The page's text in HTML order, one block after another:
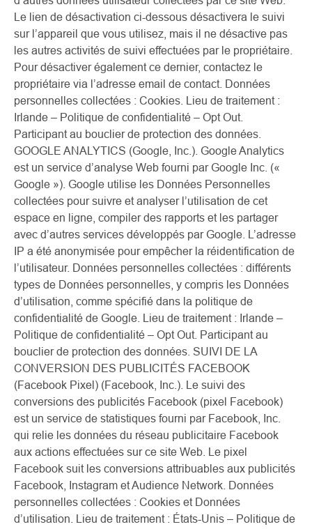
Le lien de désactivation ci-dessous désactivera le suivi
sur l’appareil que vous utilisez, mais il ne désactive pas
les autres activités de suivi effectuées par le propriétaire.
Pour désactiver également ce dernier, contactez le
propriétaire via l’adresse email de contact. Données
personnelles collectées : Cookies. Lieu de traitement :
Irlande – Politique de confidentialité – Opt Out.
Participant au bouclier de protection des données.
GOOGLE ANALYTICS (Google, Inc.). Google Analytics
est un service d’analyse Web fourni par Google Inc. («
Google »). Google utilise les Données Personnelles
collectées pour suivre et analyser l’utilisation de cet
espace en ligne, compiler des rapports et les partager
avec d’autres services développés par Google. L’adresse
IP a été anonymisée pour empêcher la réidentification de
l’utilisateur. Données personnelles collectées : différents
types de Données personnelles, y compris les Données
d’utilisation, comme spécifié dans la politique de
confidentialité de Google. Lieu de traitement : Irlande –
Politique de confidentialité – Opt Out. Participant au
bouclier de protection des données. SUIVI DE LA
CONVERSION DES PUBLICITÉS FACEBOOK
(Facebook Pixel) (Facebook, Inc.). Le suivi des
conversions des publicités Facebook (pixel Facebook)
est un service de statistiques fourni par Facebook, Inc.
qui relie les données du réseau publicitaire Facebook
aux actions effectuées sur ce site Web. Le pixel
Facebook suit les conversions attribuables aux publicités
Facebook, Instagram et Audience Network. Données
personnelles collectées : Cookies et Données
d’utilisation. Lieu de traitement : États-Unis – Politique de